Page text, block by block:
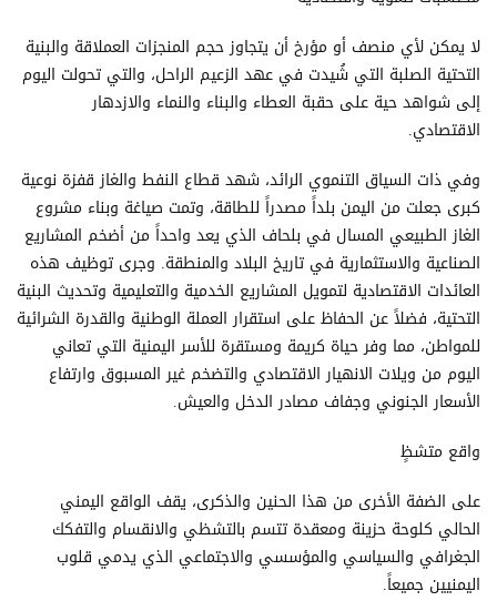
لا يمكن لأي منصف أو مؤرخ أن يتجاوز حجم المنجزات العملاقة والبنية
التحتية الصلبة التي شُيدت في عهد الزعيم الراحل، والتي تحولت اليوم
إلى شواهد حية على حقبة العطاء والبناء والنماء والازدهار
الاقتصادي.
وفي ذات السياق التنموي الرائد، شهد قطاع النفط والغاز قفزة نوعية
كبرى جعلت من اليمن بلداً مصدراً للطاقة، وتمت صياغة وبناء مشروع
الغاز الطبيعي المسال في بلحاف الذي يعد واحداً من أضخم المشاريع
الصناعية والاستثمارية في تاريخ البلاد والمنطقة. وجرى توظيف هذه
العائدات الاقتصادية لتمويل المشاريع الخدمية والتعليمية وتحديث البنية
التحتية، فضلاً عن الحفاظ على استقرار العملة الوطنية والقدرة الشرائية
للمواطن، مما وفر حياة كريمة ومستقرة للأسر اليمنية التي تعاني
اليوم من ويلات الانهيار الاقتصادي والتضخم غير المسبوق وارتفاع
الأسعار الجنوني وجفاف مصادر الدخل والعيش.
واقع متشظٍ
على الضفة الأخرى من هذا الحنين والذكرى، يقف الواقع اليمني
الحالي كلوحة حزينة ومعقدة تتسم بالتشظي والانقسام والتفكك
الجغرافي والسياسي والمؤسسي والاجتماعي الذي يدمي قلوب
اليمنيين جميعاً.